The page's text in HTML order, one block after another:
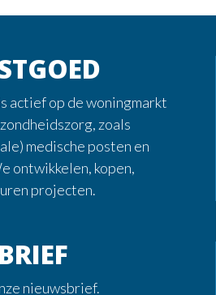
actief op de woningmarkt
zoals
medische posten en
ontwikkelen, kopen,
projecten.
nieuwsbrief.